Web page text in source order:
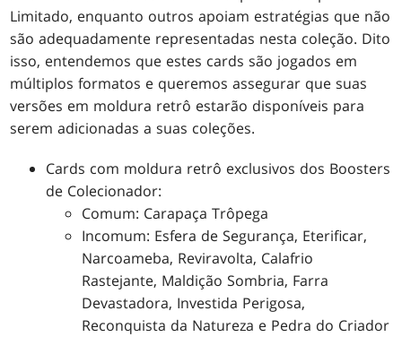
Limitado, enquanto outros apoiam estratégias que não
são adequadamente representadas nesta coleção. Dito
isso, entendemos que estes cards são jogados em
múltiplos formatos e queremos assegurar que suas
versões em moldura retrô estarão disponíveis para
serem adicionadas a suas coleções.
Cards com moldura retrô exclusivos dos Boosters
de Colecionador:
Comum: Carapaça Trôpega
Incomum: Esfera de Segurança, Eterificar,
Narcoameba, Reviravolta, Calafrio
Rastejante, Maldição Sombria, Farra
Devastadora, Investida Perigosa,
Reconquista da Natureza e Pedra do Criador